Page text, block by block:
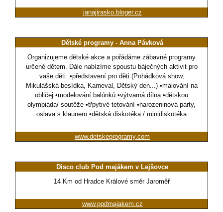
janajirasko.bloger.cz
Dětské programy - Anna Pávková
Organizujeme dětské akce a pořádáme zábavné programy
určené dětem. Dále nabízíme spoustu báječných aktivit pro
vaše děti: •představení pro děti (Pohádková show,
Mikulášská besídka, Karneval, Dětský den...) •malování na
obličej •modelování balónků •výtvarná dílna •dětskou
olympiáda/ soutěže •třpytivé tetování •narozeninová party,
oslava s klaunem •dětská diskotéka / minidiskotéka
www.detskeprogramy.com
Disco club Pod majákem v Lejšovce
14 Km od Hradce Králové směr Jaroměř
www.podmajakem.cz